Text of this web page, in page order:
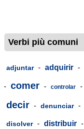
Verbi più comuni
adjuntar - adquirir -
- comer - controlar -
decir - denunciar -
disolver - distribuir -